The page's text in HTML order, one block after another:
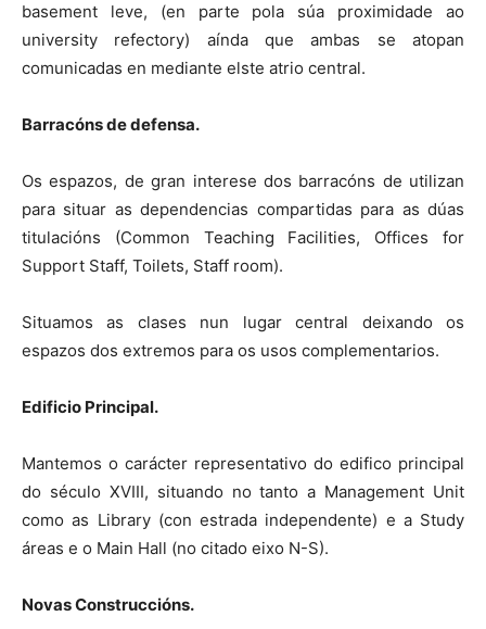
basement leve, (en parte pola súa proximidade ao
university refectory) aínda que ambas se atopan
comunicadas en mediante elste atrio central.
Barracóns de defensa.
Os espazos, de gran interese dos barracóns de utilizan
para situar as dependencias compartidas para as dúas
titulacións (Common Teaching Facilities, Offices for
Support Staff, Toilets, Staff room).
Situamos as clases nun lugar central deixando os
espazos dos extremos para os usos complementarios.
Edificio Principal.
Mantemos o carácter representativo do edifico principal
do século XVIII, situando no tanto a Management Unit
como as Library (con estrada independente) e a Study
áreas e o Main Hall (no citado eixo N-S).
Novas Construccións.